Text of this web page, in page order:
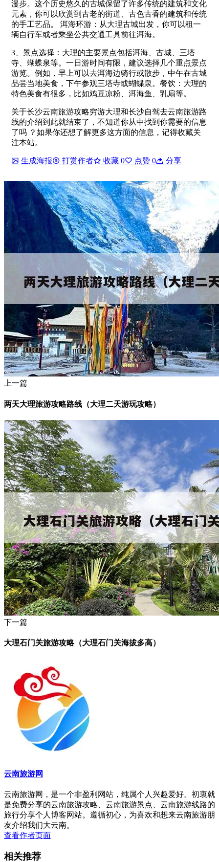
漫步。这个历史悠久的古城保留了许多传统的建筑和文化
元素，你可以欣赏到古老的街道、古色古香的建筑和传统
的手工艺品。 洱海环游：从大理古城出发，你可以租一
辆自行车或者乘坐公共交通工具前往洱海。
3、景点选择：大理的主要景点包括洱海、古城、三塔
寺、蝴蝶泉等。一日游时间有限，建议选择几个重点景点
游览。例如，早上可以去洱海边骑行或散步，中午在古城
品尝当地美食，下午参观三塔寺或蝴蝶泉。餐饮：大理的
特色美食有很多，比如鸡豆凉粉、洱海鱼、乳扇等。
关于长沙云南旅游攻略穷游大理和长沙自驾去云南旅游路
线的介绍到此就结束了，不知道你从中找到你需要的信息
了吗 ？如果你还想了解更多这方面的信息，记得收藏关
注本站。
生成海报 打赏作者 收藏 0 点赞 0 分享
上一篇
两天大理旅游攻略路线（大理二天游玩攻略）
下一篇
大理石门关旅游攻略（大理石门关海拔多高）
云南旅游网
云南旅游网，是一个非盈利网站，纯属个人兴趣爱好。初衷就
是免费分享的云南旅游攻略、云南旅游景点、云南旅游线路的
旅行分享个人博客网站。遵循初心，为喜欢和想来云南旅游朋
友介绍我们大云南。
查看作者页面
相关推荐